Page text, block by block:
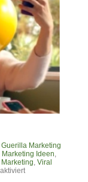
Guerilla Marketing
Ideen
Viral